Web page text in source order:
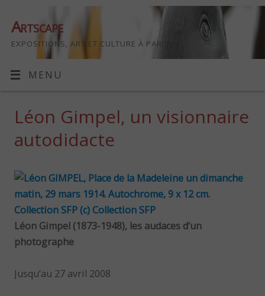
Artscape
EXPOSITIONS, ART ET CULTURE À PARIS
MENU
Léon Gimpel, un visionnaire
autodidacte
Léon Gimpel (1873-1948), les audaces d’un
photographe
Jusqu’au 27 avril 2008